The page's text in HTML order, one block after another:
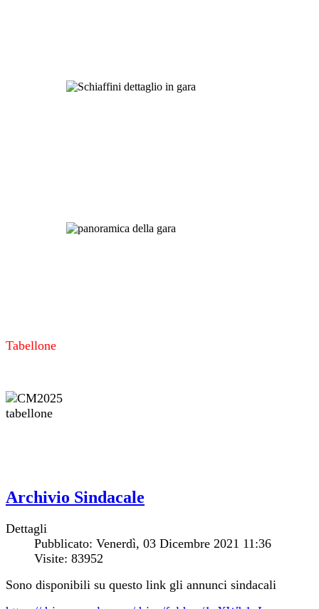
Tabellone
Archivio Sindacale
Dettagli
Pubblicato: Venerdì, 03 Dicembre 2021 11:36
Visite: 83952
Sono disponibili su questo link gli annunci sindacali